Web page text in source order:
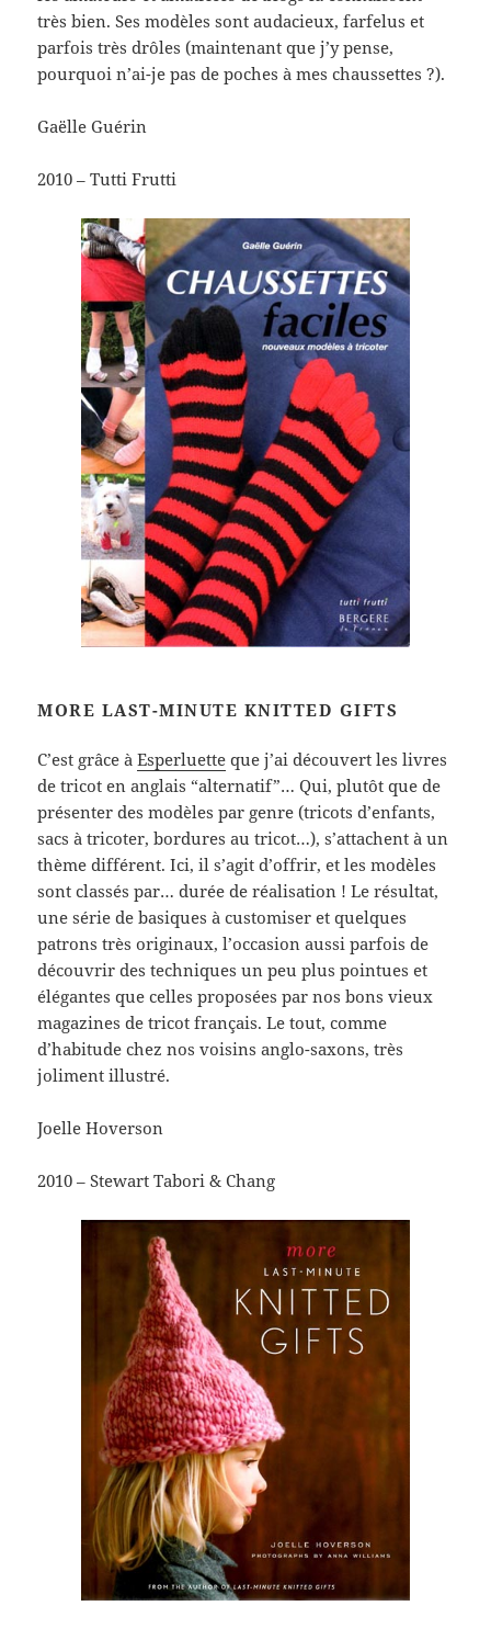
très bien. Ses modèles sont audacieux, farfelus et
parfois très drôles (maintenant que j’y pense,
pourquoi n’ai-je pas de poches à mes chaussettes ?).
Gaëlle Guérin
2010 – Tutti Frutti
MORE LAST-MINUTE KNITTED GIFTS
C’est grâce àEsperluette que j’ai découvert les livres
de tricot en anglais “alternatif”… Qui, plutôt que de
présenter des modèles par genre (tricots d’enfants,
sacs à tricoter, bordures au tricot…), s’attachent à un
thème différent. Ici, il s’agit d’offrir, et les modèles
sont classés par… durée de réalisation ! Le résultat,
une série de basiques à customiser et quelques
patrons très originaux, l’occasion aussi parfois de
découvrir des techniques un peu plus pointues et
élégantes que celles proposées par nos bons vieux
magazines de tricot français. Le tout, comme
d’habitude chez nos voisins anglo-saxons, très
joliment illustré.
Joelle Hoverson
2010 – Stewart Tabori & Chang